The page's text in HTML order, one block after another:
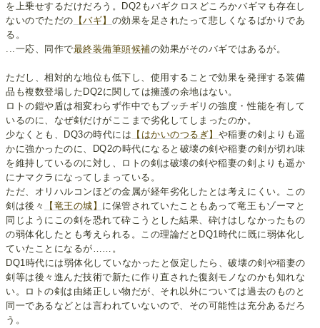
を上乗せするだけだろう。DQ2もバギクロスどころかバギマも存在し
ないのでただの 【バギ】 の効果を足されたって悲しくなるばかりであ
る。
...一応、同作で最終装備筆頭候補の効果がそのバギではあるが。
ただし、相対的な地位も低下し、使用することで効果を発揮する装備
品も複数登場したDQ2に関しては擁護の余地はない。
ロトの鎧や盾は相変わらず作中でもブッチギリの強度・性能を有して
いるのに、なぜ剣だけがここまで劣化してしまったのか。
少なくとも、DQ3の時代には 【はかいのつるぎ】 や稲妻の剣よりも遥
かに強かったのに、DQ2の時代になると破壊の剣や稲妻の剣が切れ味
を維持しているのに対し、ロトの剣は破壊の剣や稲妻の剣よりも遥か
にナマクラになってしまっている。
ただ、オリハルコンほどの金属が経年劣化したとは考えにくい。この
剣は後々
【竜王の城】 に保管されていたこともあって竜王もゾーマと
同じようにこの剣を恐れて砕こうとした結果、砕けはしなかったもの
の弱体化したとも考えられる。この理論だとDQ1時代に既に弱体化し
ていたことになるが……。
DQ1時代には弱体化していなかったと仮定したら、破壊の剣や稲妻の
剣等は後々進んだ技術で新たに作り直された復刻モノなのかも知れな
い。ロトの剣は由緒正しい物だが、それ以外については過去のものと
同一であるなどとは言われていないので、その可能性は充分あるだろ
う。